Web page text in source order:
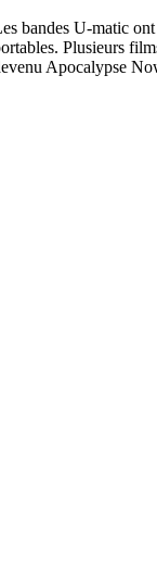
bandes U-matic
Plusieurs
Apocalypse